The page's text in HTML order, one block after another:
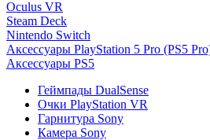
Oculus VR
Steam Deck
Nintendo Switch
Аксессуары PlayStation 5 Pro (PS5
Аксессуары PS5
Геймпады DualSense
Очки PlayStation VR
Гарнитура Sony
Камера Sony